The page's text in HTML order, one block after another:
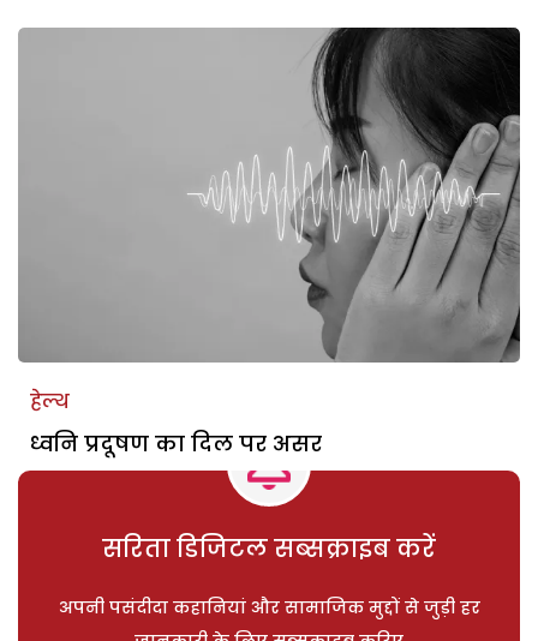
हेल्थ
ध्वनि प्रदूषण का दिल पर असर
सरिता डिजिटल सब्सक्राइब करें
अपनी पसंदीदा कहानियां और सामाजिक मुद्दों से जुड़ी हर